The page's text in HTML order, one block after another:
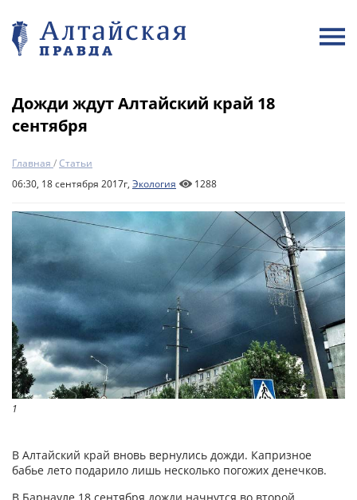
Дожди ждут Алтайский край 18
сентября
Главная /Статьи
06:30, 18 сентября 2017г, Экология 1288
1
В Алтайский край вновь вернулись дожди. Капризное
бабье лето подарило лишь несколько погожих денечков.